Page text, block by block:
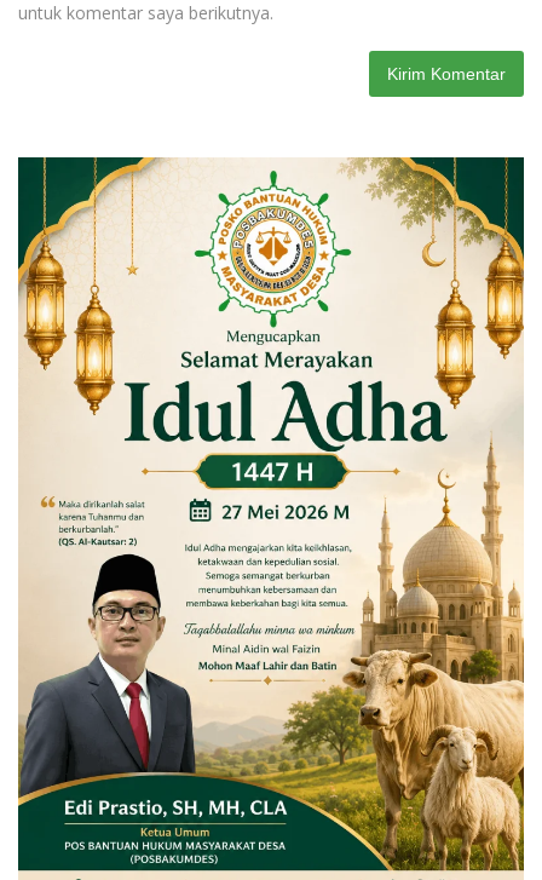
untuk komentar saya berikutnya.